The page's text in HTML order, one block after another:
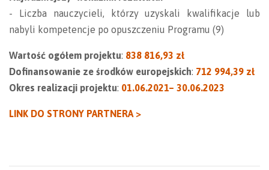
- Liczba nauczycieli, którzy uzyskali kwalifikacje lub
nabyli kompetencje po opuszczeniu Programu (9)
Wartość ogółem projektu: 838 816,93 zł
Dofinansowanie ze środków europejskich: 712 994,39 zł
Okres realizacji projektu: 01.06.2021– 30.06.2023
LINK DO STRONY PARTNERA >